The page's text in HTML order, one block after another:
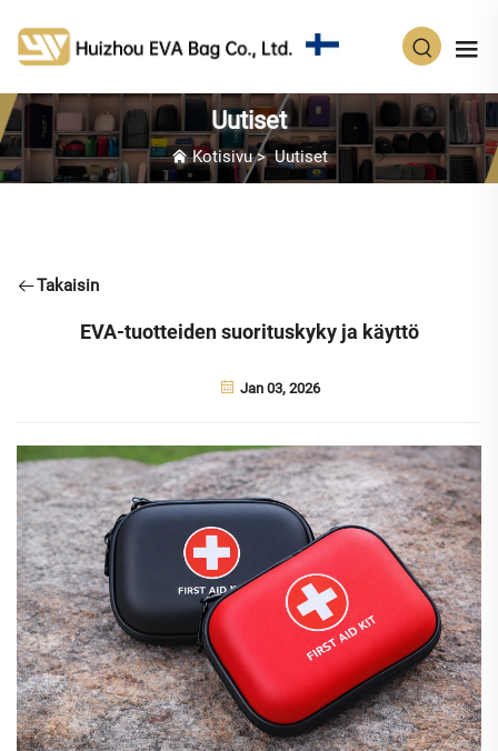
Uutiset
Kotisivu>Uutiset
Takaisin
EVA-tuotteiden suorituskyky ja käyttö
Jan 03, 2026